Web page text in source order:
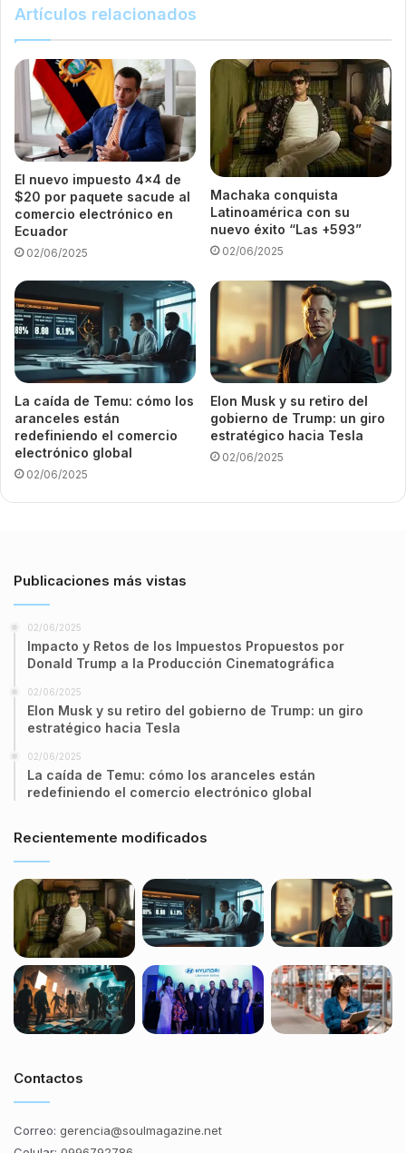
Artículos relacionados
El nuevo impuesto 4×4 de
$20 por paquete sacude al
comercio electrónico en
Ecuador
02/06/2025
Machaka conquista
Latinoamérica con su
nuevo éxito “Las +593”
02/06/2025
La caída de Temu: cómo los
aranceles están
redefiniendo el comercio
electrónico global
02/06/2025
Elon Musk y su retiro del
gobierno de Trump: un giro
estratégico hacia Tesla
02/06/2025
Publicaciones más vistas
02/06/2025
Impacto y Retos de los Impuestos Propuestos por
Donald Trump a la Producción Cinematográfica
02/06/2025
Elon Musk y su retiro del gobierno de Trump: un giro
estratégico hacia Tesla
02/06/2025
La caída de Temu: cómo los aranceles están
redefiniendo el comercio electrónico global
Recientemente modificados
Contactos
Correo: gerencia@soulmagazine.net